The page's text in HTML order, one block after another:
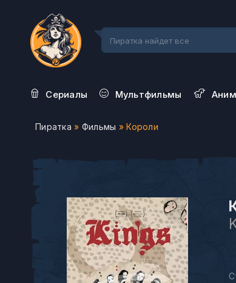
Сериалы Мультфильмы
Пиратка » Фильмы » Короли